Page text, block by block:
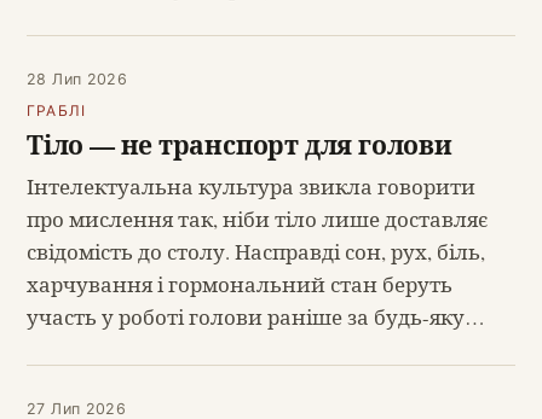
28 Лип 2026
ГРАБЛІ
Тіло — не транспорт для голови
Інтелектуальна культура звикла говорити
про мислення так, ніби тіло лише доставляє
свідомість до столу. Насправді сон, рух, біль,
харчування і гормональний стан беруть
участь у роботі голови раніше за будь-яку…
27 Лип 2026